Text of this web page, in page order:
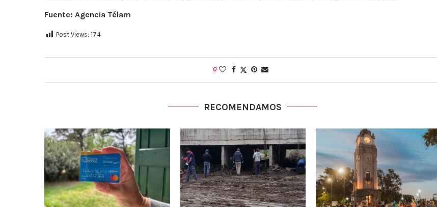
Fuente: Agencia Télam
Post Views: 174
0
RECOMENDAMOS